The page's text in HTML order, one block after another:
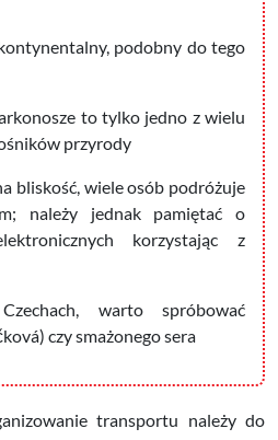
podobny do tego
to tylko jedno z wielu
przyrody
bliskość, wiele osób podróżuje
należy jednak pamiętać o
korzystając z
warto spróbować
czy smażonego sera
transportu należy do